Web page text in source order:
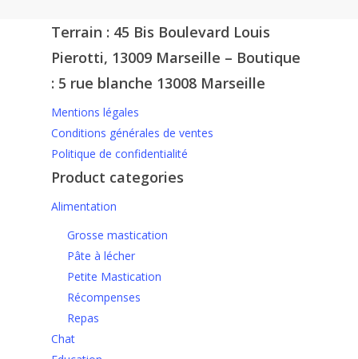
Terrain : 45 Bis Boulevard Louis
Pierotti, 13009 Marseille – Boutique
: 5 rue blanche 13008 Marseille
Mentions légales
Conditions générales de ventes
Politique de confidentialité
Product categories
Alimentation
Grosse mastication
Pâte à lécher
Petite Mastication
Récompenses
Repas
Chat